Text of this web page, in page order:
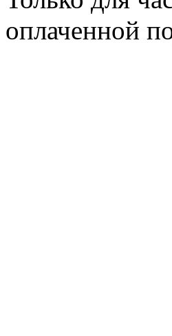
оплаченной